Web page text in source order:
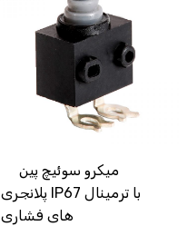
میکرو سوئیچ پین
پلانجری IP67 با ترمینال
های فشاری